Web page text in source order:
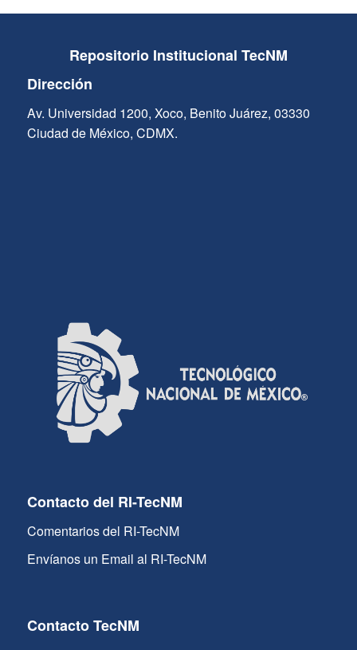
Repositorio Institucional TecNM
Dirección
Av. Universidad 1200, Xoco, Benito Juárez, 03330
Ciudad de México, CDMX.
Contacto del RI-TecNM
Comentarios del RI-TecNM
Envíanos un Email al RI-TecNM
Contacto TecNM